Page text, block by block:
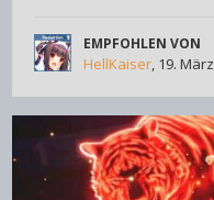
EMPFOHLEN VON
HellKaiser, 19. März